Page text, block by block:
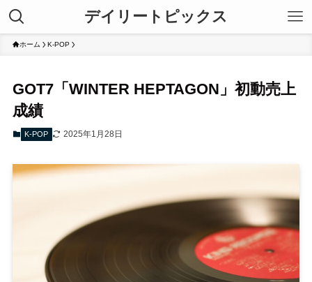
デイリートピックス
ホーム K-POP
GOT7「WINTER HEPTAGON」初動売上
成績
K-POP 2025年1月28日